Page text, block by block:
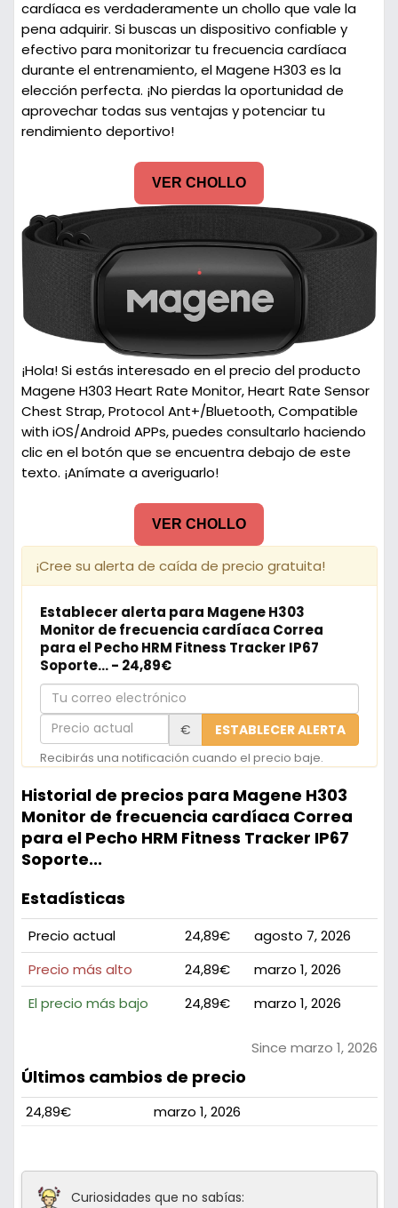
cardíaca es verdaderamente un chollo que vale la
pena adquirir. Si buscas un dispositivo confiable y
efectivo para monitorizar tu frecuencia cardíaca
durante el entrenamiento, el Magene H303 es la
elección perfecta. ¡No pierdas la oportunidad de
aprovechar todas sus ventajas y potenciar tu
rendimiento deportivo!
VER CHOLLO
¡Hola! Si estás interesado en el precio del producto
Magene H303 Heart Rate Monitor, Heart Rate Sensor
Chest Strap, Protocol Ant+/Bluetooth, Compatible
with iOS/Android APPs, puedes consultarlo haciendo
clic en el botón que se encuentra debajo de este
texto. ¡Anímate a averiguarlo!
VER CHOLLO
¡Cree su alerta de caída de precio gratuita!
Establecer alerta para Magene H303
Monitor de frecuencia cardíaca Correa
para el Pecho HRM Fitness Tracker IP67
Soporte... - 24,89€
Tu
correo
electrónico
Precio
actual
€ ESTABLECER ALERTA
Recibirás una notificación cuando el precio baje.
Historial de precios para Magene H303
Monitor de frecuencia cardíaca Correa
para el Pecho HRM Fitness Tracker IP67
Soporte...
Estadísticas
Precio actual 24,89€
agosto 7, 2026
Precio más alto
24,89€
marzo 1, 2026
El precio más bajo
24,89€ marzo 1, 2026
Since marzo 1, 2026
Últimos cambios de precio
24,89€ marzo 1, 2026
Curiosidades que no sabías: